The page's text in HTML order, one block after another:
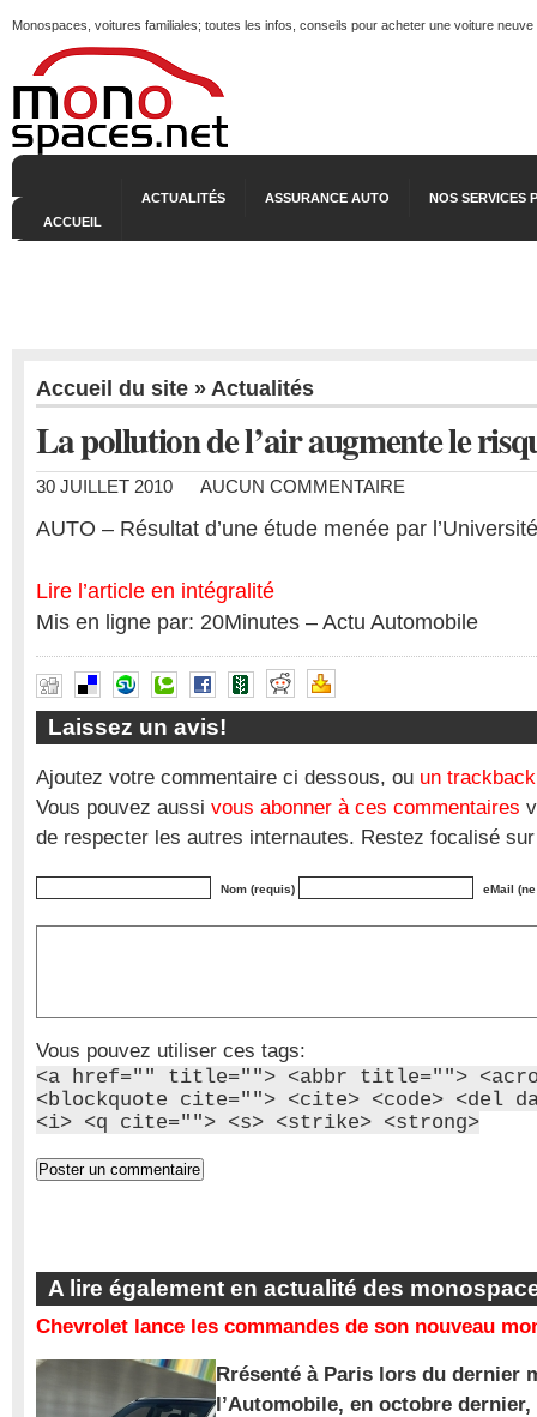
Monospaces, voitures familiales; toutes les infos, conseils pour acheter une voiture
ACCUEIL
ACTUALITÉS ASSURANCE AUTO NOS SERVICES
Accueil du site » Actualités
La pollution de l’air augmente le
30 JUILLET 2010 AUCUN COMMENTAIRE
AUTO – Résultat d’une étude menée par
Lire l’article en intégralité
Mis en ligne par: 20Minutes – Actu Automobile
Laissez un avis!
Ajoutez votre commentaire ci dessous, ou un trackback
Vous pouvez aussi vous abonner à ces commentaires
de respecter les autres internautes. Restez focalisé
Nom (requis) eMail
Vous pouvez utiliser ces tags:
<a href="" title=""> <abbr title="">
<blockquote cite=""> <cite> <code> <del
<i> <q cite=""> <s> <strike> <strong>
A lire également en actualité des
Chevrolet lance les commandes de son nouveau
Rrésenté à Paris lors du dernier
l’Automobile, en octobre